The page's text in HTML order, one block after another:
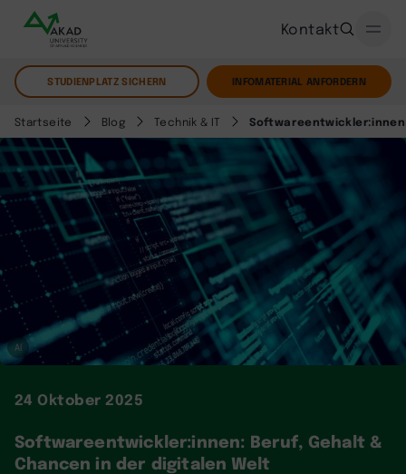
Kontakt
STUDIENPLATZ SICHERN INFOMATERIAL ANFORDERN
Startseite Blog Technik & IT
AI
24 Oktober 2025
Softwareentwickler:innen: Beruf, Gehalt &
Chancen in der digitalen Welt